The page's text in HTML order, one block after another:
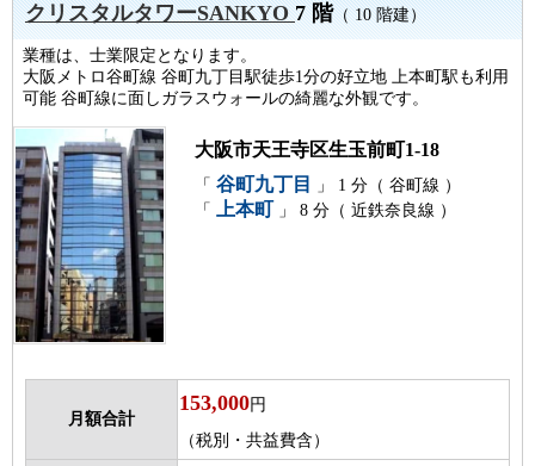
クリスタルタワーSANKYO7 階（ 10 階建）
業種は、士業限定となります。
大阪メトロ谷町線 谷町九丁目駅徒歩1分の好立地 上本町駅も利用
可能 谷町線に面しガラスウォールの綺麗な外観です。
大阪市天王寺区生玉前町1-18
「 谷町九丁目
」 1 分（ 谷町線 ）
「
上本町 」 8 分（ 近鉄奈良線 ）
月額合計
153,000円
（税別・共益費含）